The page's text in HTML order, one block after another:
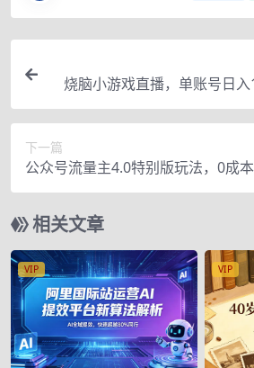
烧脑小游戏直播，单账号日
小白可轻松上手（保
下一篇
公众号流量主4.0特别版玩法，0成
实操演示）【揭秘】
相关文章
VIP VIP